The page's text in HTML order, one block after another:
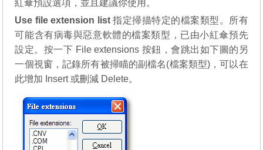
紅傘預設選項，並且建議你使用。
Use file extension list指定掃描特定的檔案類型。所有
可能含有病毒與惡意軟體的檔案類型，已由小紅傘預先
設定。按一下 File extensions 按鈕，會跳出如下圖的另
一個視窗，記錄所有被掃瞄的副檔名(檔案類型)，可以在
此增加 Insert 或刪減 Delete。